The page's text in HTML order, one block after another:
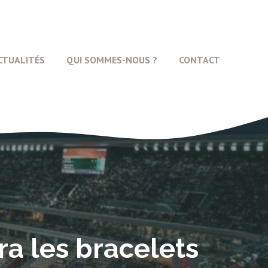
QUI SOMMES-NOUS ? CONTACT
les bracelets